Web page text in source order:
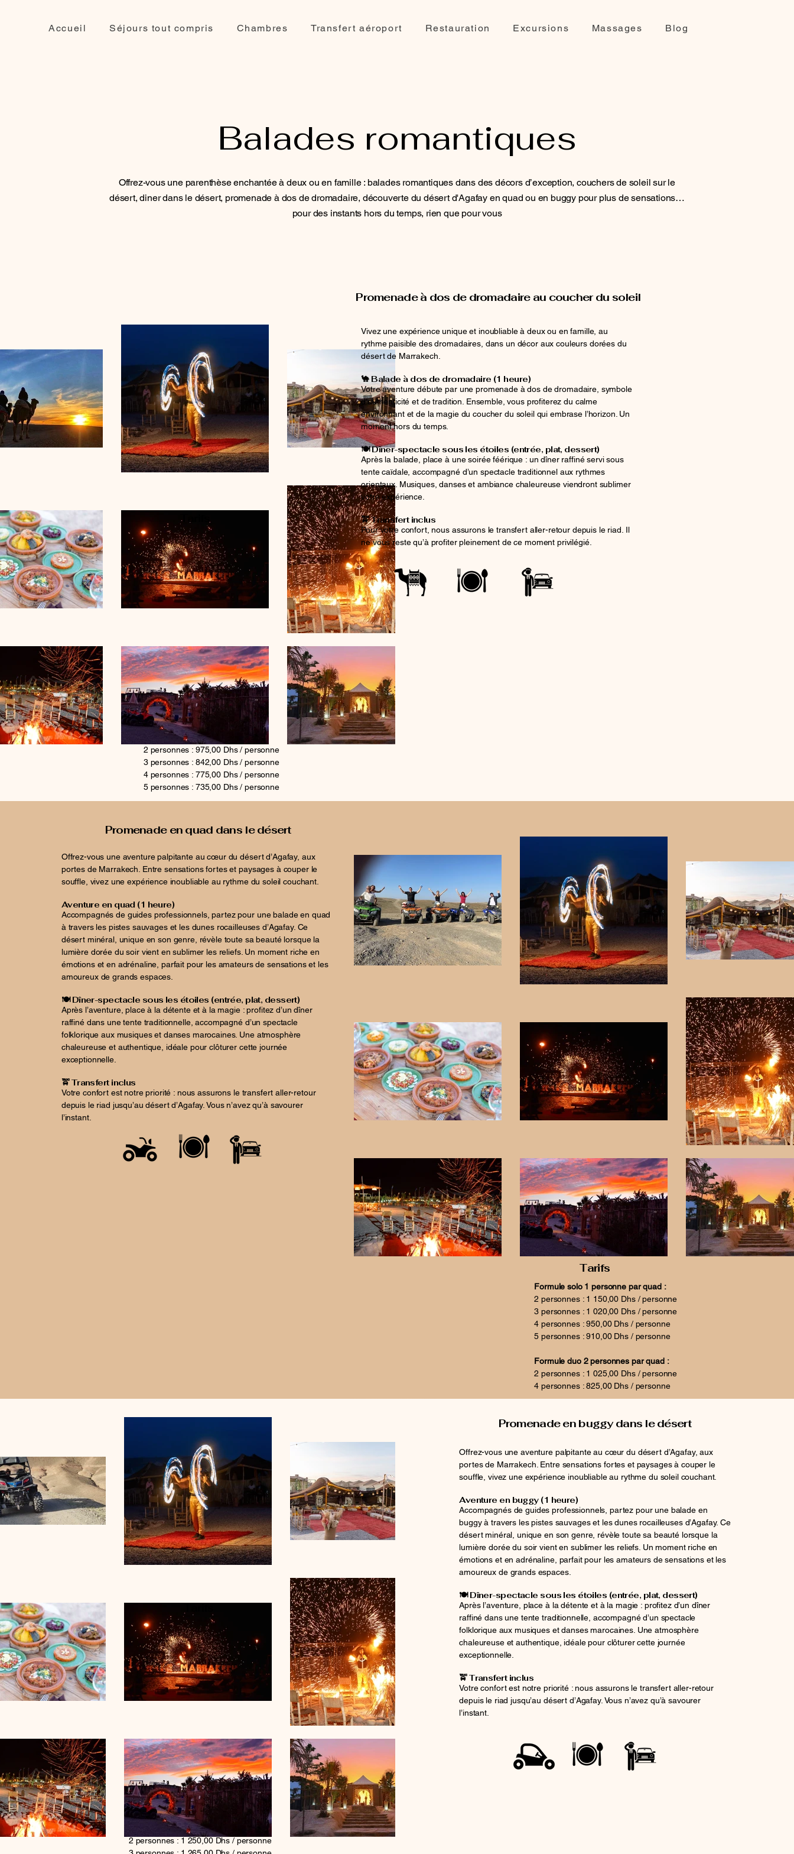
Accueil Séjours tout compris Chambres Transfert aéroport Restauration Excursions Massages Blog
Balades romantiques
Offrez-vous une parenthèse enchantée à deux ou en famille : balades romantiques dans des décors d’exception, couchers de soleil sur le
désert, diner dans le désert, promenade à dos de dromadaire, découverte du désert d'Agafay en quad ou en buggy pour plus de sensations…
pour des instants hors du temps, rien que pour vous
Tarifs
2 personnes : 975,00 Dhs / personne
3 personnes : 842,00 Dhs / personne
4 personnes : 775,00 Dhs / personne
5 personnes : 735,00 Dhs / personne
Promenade à dos de dromadaire au coucher du soleil
Vivez une expérience unique et inoubliable à deux ou en famille, au
rythme paisible des dromadaires, dans un décor aux couleurs dorées du
désert de Marrakech.
🐪 Balade à dos de dromadaire (1 heure)
Votre aventure débute par une promenade à dos de dromadaire, symbole
d’authenticité et de tradition. Ensemble, vous profiterez du calme
environnant et de la magie du coucher du soleil qui embrase l’horizon. Un
moment hors du temps.
🍽️ Dîner-spectacle sous les étoiles (entrée, plat, dessert)
Après la balade, place à une soirée féérique : un dîner raffiné servi sous
tente caïdale, accompagné d’un spectacle traditionnel aux rythmes
orientaux. Musiques, danses et ambiance chaleureuse viendront sublimer
votre expérience.
🚖 Transfert inclus
Pour votre confort, nous assurons le transfert aller-retour depuis le riad. Il
ne vous reste qu’à profiter pleinement de ce moment privilégié.
Promenade en quad dans le désert
Offrez-vous une aventure palpitante au cœur du désert d’Agafay, aux
portes de Marrakech. Entre sensations fortes et paysages à couper le
souffle, vivez une expérience inoubliable au rythme du soleil couchant.
Aventure en quad (1 heure)
Accompagnés de guides professionnels, partez pour une balade en quad
à travers les pistes sauvages et les dunes rocailleuses d’Agafay. Ce
désert minéral, unique en son genre, révèle toute sa beauté lorsque la
lumière dorée du soir vient en sublimer les reliefs. Un moment riche en
émotions et en adrénaline, parfait pour les amateurs de sensations et les
amoureux de grands espaces.
🍽️ Dîner-spectacle sous les étoiles (entrée, plat, dessert)
Après l’aventure, place à la détente et à la magie : profitez d’un dîner
raffiné dans une tente traditionnelle, accompagné d’un spectacle
folklorique aux musiques et danses marocaines. Une atmosphère
chaleureuse et authentique, idéale pour clôturer cette journée
exceptionnelle.
🚖 Transfert inclus
Votre confort est notre priorité : nous assurons le transfert aller-retour
depuis le riad jusqu’au désert d’Agafay. Vous n’avez qu’à savourer
l’instant.
Tarifs
Formule solo 1 personne par quad :
2 personnes : 1 150,00 Dhs / personne
3 personnes : 1 020,00 Dhs / personne
4 personnes : 950,00 Dhs / personne
5 personnes : 910,00 Dhs / personne
Formule duo 2 personnes par quad :
2 personnes : 1 025,00 Dhs / personne
4 personnes : 825,00 Dhs / personne
2 personnes : 1 250,00 Dhs / personne
Promenade en buggy dans le désert
Offrez-vous une aventure palpitante au cœur du désert d’Agafay, aux
portes de Marrakech. Entre sensations fortes et paysages à couper le
souffle, vivez une expérience inoubliable au rythme du soleil couchant.
Aventure en buggy (1 heure)
Accompagnés de guides professionnels, partez pour une balade en
buggy à travers les pistes sauvages et les dunes rocailleuses d’Agafay. Ce
désert minéral, unique en son genre, révèle toute sa beauté lorsque la
lumière dorée du soir vient en sublimer les reliefs. Un moment riche en
émotions et en adrénaline, parfait pour les amateurs de sensations et les
amoureux de grands espaces.
🍽️ Dîner-spectacle sous les étoiles (entrée, plat, dessert)
Après l’aventure, place à la détente et à la magie : profitez d’un dîner
raffiné dans une tente traditionnelle, accompagné d’un spectacle
folklorique aux musiques et danses marocaines. Une atmosphère
chaleureuse et authentique, idéale pour clôturer cette journée
exceptionnelle.
🚖 Transfert inclus
Votre confort est notre priorité : nous assurons le transfert aller-retour
depuis le riad jusqu’au désert d’Agafay. Vous n’avez qu’à savourer
l’instant.